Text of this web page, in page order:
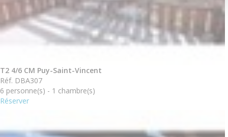
T2 4/6 CM Puy-Saint-Vincent
Réf. DBA307
6 personne(s) - 1 chambre(s)
Réserver